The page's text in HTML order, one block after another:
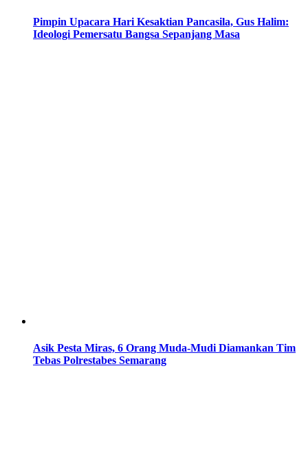
Pimpin Upacara Hari Kesaktian Pancasila, Gus Halim:
Ideologi Pemersatu Bangsa Sepanjang Masa
Asik Pesta Miras, 6 Orang Muda-Mudi Diamankan Tim
Tebas Polrestabes Semarang